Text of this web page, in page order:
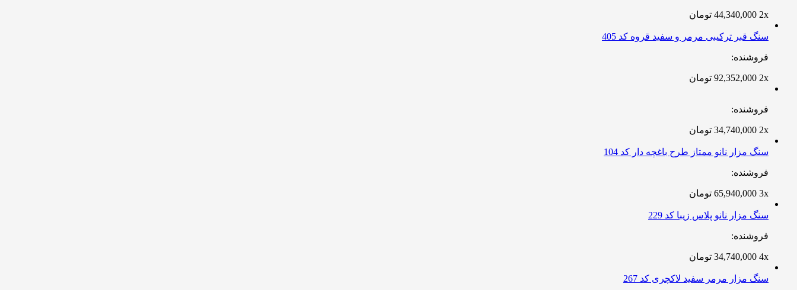
2x
44,340,000 تومان
سنگ قبر ترکیبی مرمر و سفید قروه کد 405
فروشنده:
2x
92,352,000 تومان
فروشنده:
2x
34,740,000 تومان
سنگ مزار نانو ممتاز طرح باغچه دار کد 104
فروشنده:
3x
65,940,000 تومان
سنگ مزار نانو پلاس زیبا کد 229
فروشنده:
4x
34,740,000 تومان
سنگ مزار مرمر سفید لاکچری کد 267